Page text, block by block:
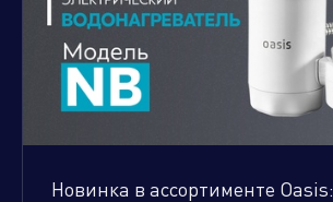
Новинка в ассортименте Oasis: